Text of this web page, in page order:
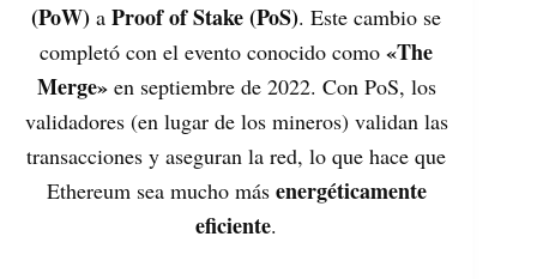
(PoW) aProof of Stake (PoS). Este cambio se
completó con el evento conocido como«The
Merge»en septiembre de 2022. Con PoS, los
validadores (en lugar de los mineros) validan las
transacciones y aseguran la red, lo que hace que
Ethereum sea mucho más energéticamente
eficiente.